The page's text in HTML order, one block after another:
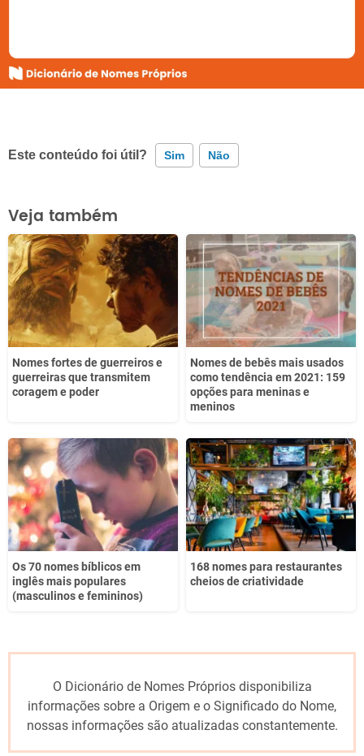
Este conteúdo foi útil? Sim Não
Este conteúdo contém informação incorreta
Este conteúdo não tem a informação que procuro
Outro
Veja também
Nomes fortes de guerreiros e
guerreiras que transmitem
coragem e poder
Nomes de bebês mais usados
como tendência em 2021: 159
opções para meninas e
meninos
Os 70 nomes bíblicos em
inglês mais populares
(masculinos e femininos)
168 nomes para restaurantes
cheios de criatividade
O Dicionário de Nomes Próprios disponibiliza
informações sobre a Origem e o Significado do Nome,
nossas informações são atualizadas constantemente.